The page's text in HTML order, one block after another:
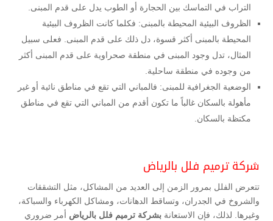
التراب في التماسك بين الحجارة أو الطوب يدل على قدم المبنى.
الظروف البيئية المحيطة بالمبنى: فكلما كانت الظروف البيئية
المحيطة بالمبنى أكثر قسوة، دل ذلك على قدم المبنى. فعلى سبيل
المثال، تدل وجود المبنى في منطقة صحراوية على قدم المبنى أكثر
من وجوده في منطقة ساحلية.
الوضعية الجغرافية للمبنى: فالمباني التي تقع في مناطق نائية أو غير
مأهولة بالسكان غالباً ما تكون أقدم من المباني التي تقع في مناطق
مكتظة بالسكان.
شركة ترميم فلل بالرياض
تتعرض الفلل بمرور الزمن إلى العديد من المشاكل، مثل التشققات
والشروخ في الجدران، وتساقط الدهانات، ومشاكل الكهرباء والسباكة،
وغيرها. لذلك، فإن الاستعانة بشركة ترميم فلل بالرياض أمر ضروري